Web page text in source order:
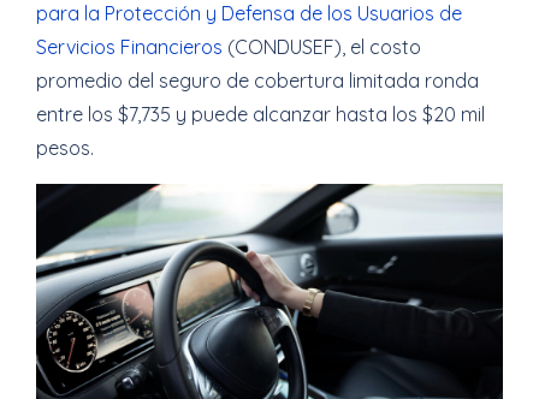
para la Protección y Defensa de los Usuarios de
Servicios Financieros (CONDUSEF), el costo
promedio del seguro de cobertura limitada ronda
entre los $7,735 y puede alcanzar hasta los $20 mil
pesos.